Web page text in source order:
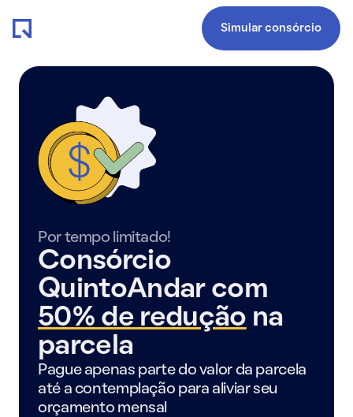
Simular consórcio
Por tempo limitado!
Consórcio
QuintoAndar com
50% de redução na
parcela
Pague apenas parte do valor da parcela
até a contemplação para aliviar seu
orçamento mensal